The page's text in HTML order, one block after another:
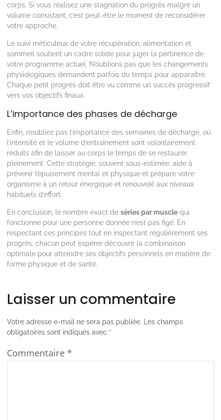
corps. Si vous réalisez une stagnation du progrès malgré un
volume consistant, c’est peut-être le moment de reconsidérer
votre approche.
Le suivi méticuleux de votre récupération, alimentation et
sommeil soutient un cadre solide pour juger la pertinence de
votre programme actuel. N’oublions pas que les changements
physiologiques demandent parfois du temps pour apparaître.
Chaque petit progrès doit être vu comme un succès progressif
vers vos objectifs finaux.
L’importance des phases de décharge
Enfin, n’oubliez pas l’importance des semaines de décharge, où
l’intensité et le volume d’entraînement sont volontairement
réduits afin de laisser au corps le temps de se restaurer
pleinement. Cette stratégie, souvent sous-estimée, aide à
prévenir l’épuisement mental et physique et prépare votre
organisme à un retour énergique et renouvelé aux niveaux
habituels d’effort.
En conclusion, le nombre exact de séries par muscle qui
fonctionne pour une personne donnée n’est pas figé. En
respectant ces principes tout en inspectant régulièrement ses
progrès, chacun peut espérer découvrir la combinaison
optimale pour atteindre ses objectifs personnels en matière de
forme physique et de santé.
Laisser un commentaire
Votre adresse e-mail ne sera pas publiée. Les champs
obligatoires sont indiqués avec *
Commentaire *